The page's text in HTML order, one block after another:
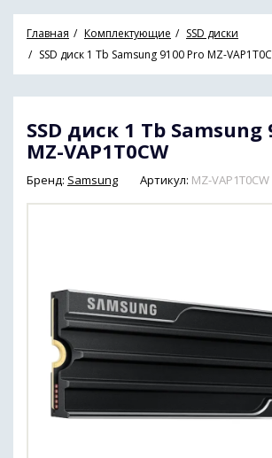
Главная Комплектующие
SSD диски
SSD диск 1 Tb Samsung 9100 Pro MZ-
SSD диск 1 Tb Samsung
MZ-VAP1T0CW
Бренд: Samsung Артикул: MZ-VAP1T0CW